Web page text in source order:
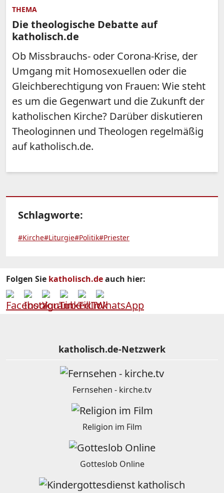
THEMA
Die theologische Debatte auf
katholisch.de
Ob Missbrauchs- oder Corona-Krise, der
Umgang mit Homosexuellen oder die
Gleichberechtigung von Frauen: Wie steht
es um die Gegenwart und die Zukunft der
katholischen Kirche? Darüber diskutieren
Theologinnen und Theologen regelmäßig
auf katholisch.de.
Schlagworte:
#Kirche#Liturgie#Politik#Priester
Folgen Sie katholisch.deauch hier:
katholisch.de-Netzwerk
Fernsehen - kirche.tv
Religion im Film
Gotteslob Online